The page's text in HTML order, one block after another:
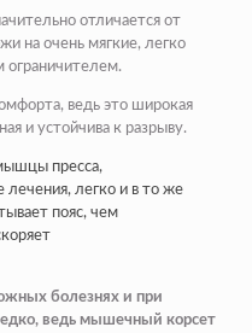
отличается от
на очень мягкие, легко
ограничителем.
ведь это широкая
и устойчива к разрыву.
пресса,
легко и в то же
пояс, чем
болезнях и при
ведь мышечный корсет